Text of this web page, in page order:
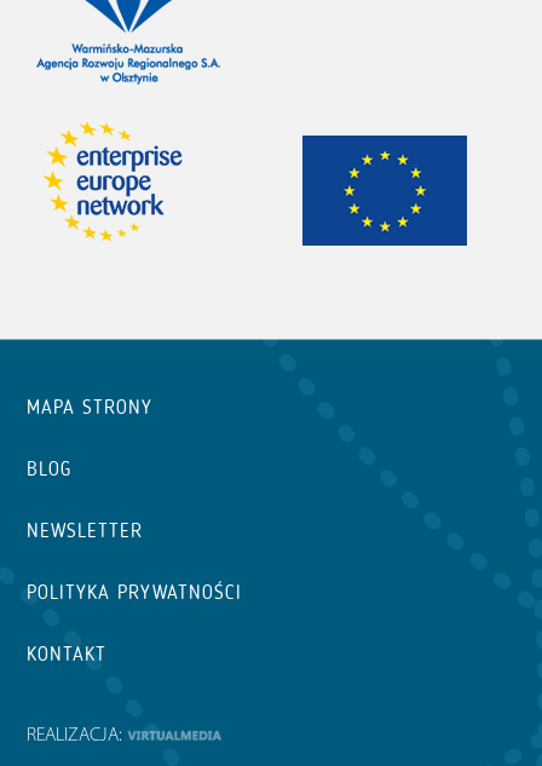
MAPA STRONY
BLOG
NEWSLETTER
POLITYKA PRYWATNOŚCI
KONTAKT
REALIZACJA: